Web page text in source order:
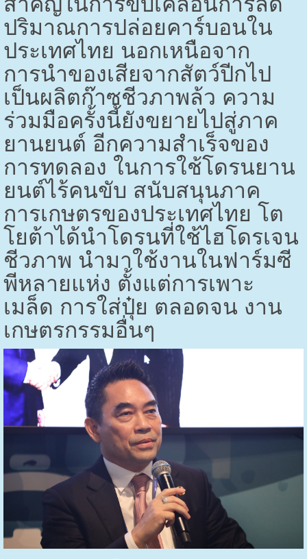
ปริมาณการปล่อยคาร์บอนใน
ประเทศไทย นอกเหนือจาก
การนำของเสียจากสัตว์ปีกไป
เป็นผลิตก๊าซชีวภาพล้ว ความ
ร่วมมือครั้งนี้ยังขยายไปสู่ภาค
ยานยนต์ อีกความสำเร็จของ
การทดลอง ในการใช้โดรนยาน
ยนต์ไร้คนขับ สนับสนุนภาค
การเกษตรของประเทศไทย โต
โยต้าได้นำโดรนที่ใช้ไฮโดรเจน
ชีวภาพ นำมาใช้งานในฟาร์มซี
พีหลายแห่ง ตั้งแต่การเพาะ
เมล็ด การใส่ปุ๋ย ตลอดจน งาน
เกษตรกรรมอื่นๆ